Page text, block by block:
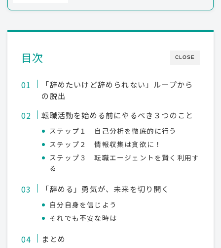
CLOSE
目次
「辞めたいけど辞められない」ループから
の脱出
転職活動を始める前にやるべき３つのこと
ステップ１ 自己分析を徹底的に行う
ステップ２ 情報収集は貪欲に！
ステップ３ 転職エージェントを賢く利用す
る
「辞める」勇気が、未来を切り開く
自分自身を信じよう
それでも不安な時は
まとめ